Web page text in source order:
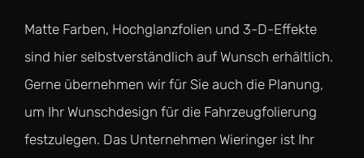
Matte Farben, Hochglanzfolien und 3-D-Effekte
sind hier selbstverständlich auf Wunsch erhältlich.
Gerne übernehmen wir für Sie auch die Planung,
um Ihr Wunschdesign für die Fahrzeugfolierung
festzulegen. Das Unternehmen Wieringer ist Ihr